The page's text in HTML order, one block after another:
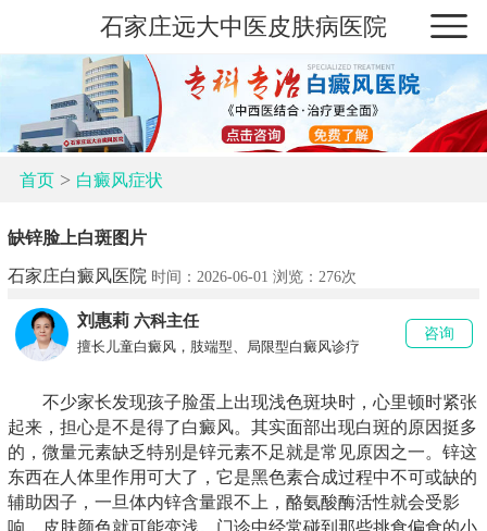
石家庄远大中医皮肤病医院
首页> 白癜风症状
缺锌脸上白斑图片
石家庄白癜风医院 时间：2026-06-01 浏览： 276次
刘惠莉 六科主任
擅长儿童白癜风，肢端型、局限型白癜风诊疗
咨询
不少家长发现孩子脸蛋上出现浅色斑块时，心里顿时紧张
起来，担心是不是得了白癜风。其实面部出现白斑的原因挺多
的，微量元素缺乏特别是锌元素不足就是常见原因之一。锌这
东西在人体里作用可大了，它是黑色素合成过程中不可或缺的
辅助因子，一旦体内锌含量跟不上，酪氨酸酶活性就会受影
响，皮肤颜色就可能变浅。门诊中经常碰到那些挑食偏食的小